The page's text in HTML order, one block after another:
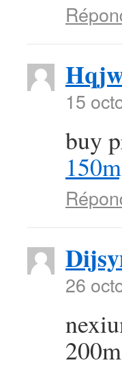
15
buy
26